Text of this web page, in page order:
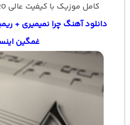
کامل موزیک با کیفیت عالی 320 در
دانلود آهنگ چرا نمیمیری +
غمگین